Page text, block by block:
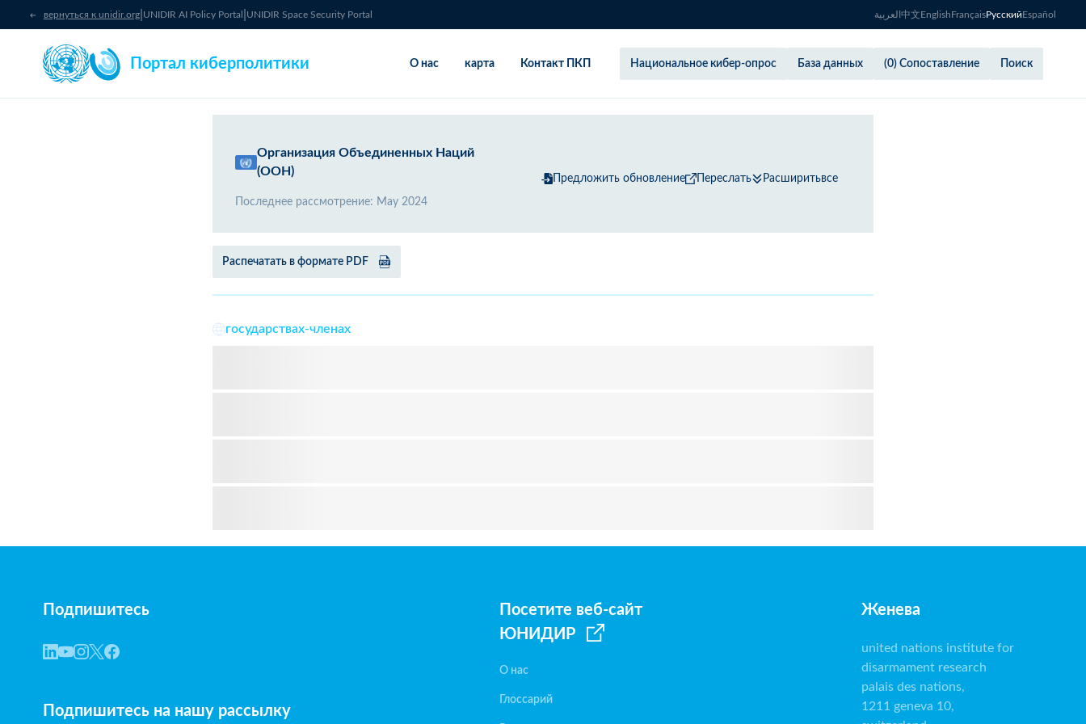
вернуться к unidir.org| UNIDIR AI Policy Portal UNIDIR Space Security Portal العربية 中文EnglishFrançaisРусскийEspañol
Портал киберполитики О нас карта Контакт ПКП Национальное кибер-опрос База данных (0) Сопоставление Поиск
Организация Объединенных Наций
(ООН)
Последнее рассмотрение: May 2024
Предложить обновление Переслать Расширитьвсе
Распечатать в формате PDF
государствах-членах
Подпишитесь
Подпишитесь на нашу рассылку
Посетите веб-сайт
ЮНИДИР
О нас
Глоссарий
Женева
united nations institute for
disarmament research
palais des nations,
1211 geneva 10,